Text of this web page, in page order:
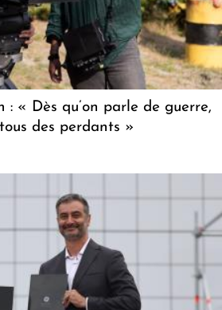
: « Dès qu’on parle de guerre,
des perdants »